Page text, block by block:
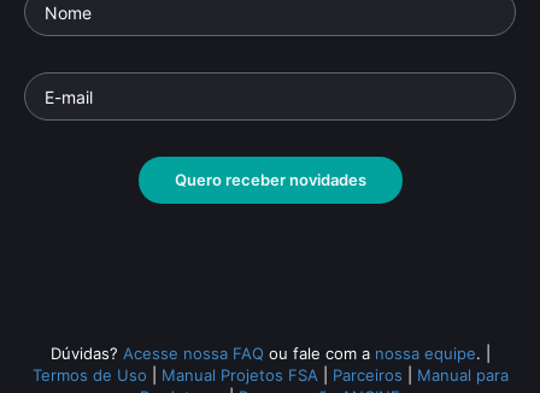
Quero receber novidades
Dúvidas? Acesse nossa FAQ ou fale com a nossa equipe.
Termos de Uso
Manual Projetos FSA Parceiros
Manual para